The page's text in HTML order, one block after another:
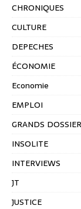
CHRONIQUES
CULTURE
DEPECHES
ÉCONOMIE
Economie
EMPLOI
GRANDS
INSOLITE
INTERVIEWS
JT
JUSTICE